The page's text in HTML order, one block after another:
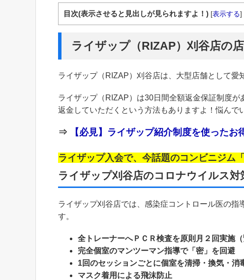
目次(表示させると見出しが見られますよ！) [表示する]
ライザップ（RIZAP）刈谷店の
ライザップ（RIZAP）刈谷店は、大型店舗として愛
ライザップ（RIZAP）は30日間全額返金保証制度
返金していただくという方法もありますよ！悩んで
⇒ 【必見】ライザップ紹介制度を使った
ライザップ入会で、今話題のコンビニジム
ライザップ刈谷店のコロナウイルス対
ライザップ刈谷店では、感染症コントロール医の
す。
全トレーナーへＰＣＲ検査を原則月２回実施
完全個室のマンツーマン指導で「密」を回避
1回のセッションごとに個室を清掃・換気・消
マスク着用による飛沫防止